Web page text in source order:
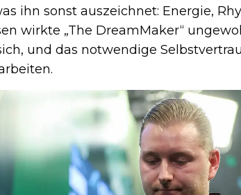
ihn sonst auszeichnet: Energie,
wirkte „The DreamMaker“
und das notwendige